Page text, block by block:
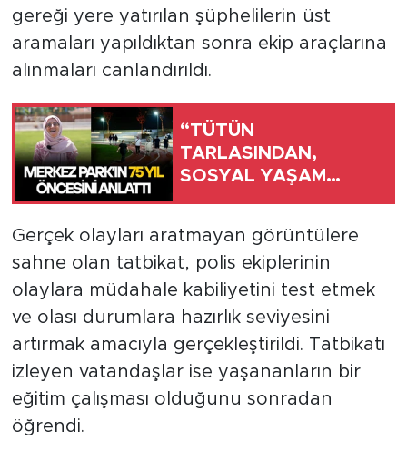
gereği yere yatırılan şüphelilerin üst
aramaları yapıldıktan sonra ekip araçlarına
alınmaları canlandırıldı.
“TÜTÜN
TARLASINDAN,
SOSYAL YAŞAM
Gerçek olayları aratmayan görüntülere
sahne olan tatbikat, polis ekiplerinin
olaylara müdahale kabiliyetini test etmek
ve olası durumlara hazırlık seviyesini
artırmak amacıyla gerçekleştirildi. Tatbikatı
izleyen vatandaşlar ise yaşananların bir
eğitim çalışması olduğunu sonradan
öğrendi.